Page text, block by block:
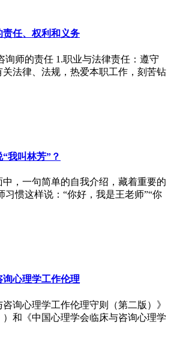
任、权利和义务
询师的责任 1.职业与法律责任：遵守
法律、法规，热爱本职工作，刻苦钻
我叫林芳”？
，一句简单的自我介绍，藏着重要的
习惯这样说：“你好，我是王老师”“你
心理学工作伦理
咨询心理学工作伦理守则（第二版）》
）和《中国心理学会临床与咨询心理学